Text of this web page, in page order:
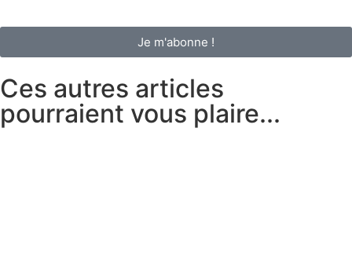
Je m'abonne !
Ces autres articles
pourraient vous plaire...